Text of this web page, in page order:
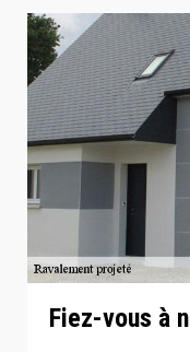
Fiez-vous à